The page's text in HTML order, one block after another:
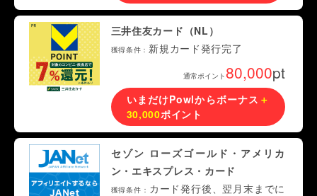
三井住友カード（NL）
獲得条件： 新規カード発行完了
通常ポイント80,000pt
いまだけPowlからボーナス ＋
30,000ポイント
セゾン ローズゴールド・アメリカ
ン・エキスプレス・カード
獲得条件： カード発行後、翌月末までに